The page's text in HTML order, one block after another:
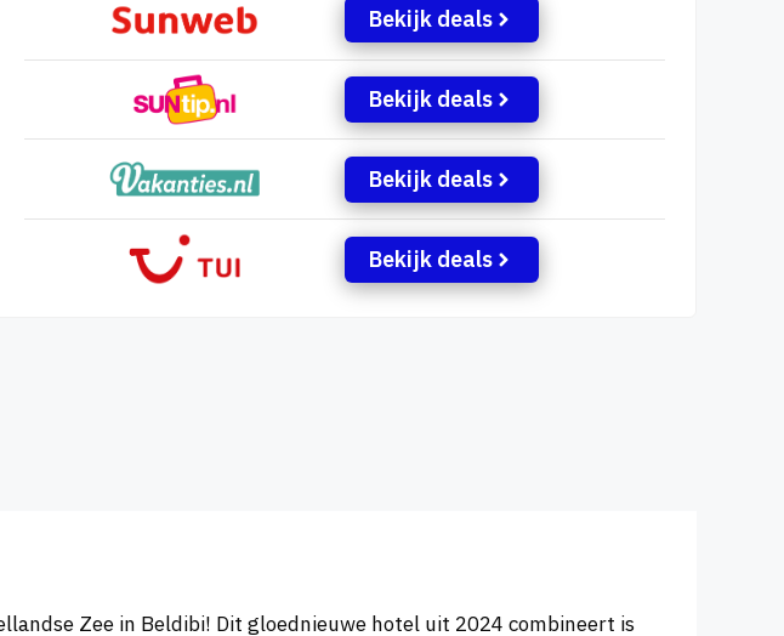
Bekijk deals
Bekijk deals
Bekijk deals
Bekijk deals
Zee in Beldibi! Dit gloednieuwe hotel uit 2024 combineert is